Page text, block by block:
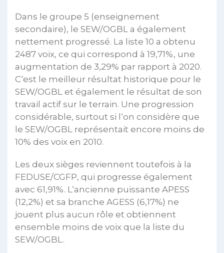
Dans le groupe 5 (enseignement
secondaire), le SEW/OGBL a également
nettement progressé. La liste 10 a obtenu
2487 voix, ce qui correspond à 19,71%, une
augmentation de 3,29% par rapport à 2020.
C‘est le meilleur résultat historique pour le
SEW/OGBL et également le résultat de son
travail actif sur le terrain. Une progression
considérable, surtout si l‘on considère que
le SEW/OGBL représentait encore moins de
10% des voix en 2010.
Les deux sièges reviennent toutefois à la
FEDUSE/CGFP, qui progresse également
avec 61,91%. L‘ancienne puissante APESS
(12,2%) et sa branche AGESS (6,17%) ne
jouent plus aucun rôle et obtiennent
ensemble moins de voix que la liste du
SEW/OGBL.